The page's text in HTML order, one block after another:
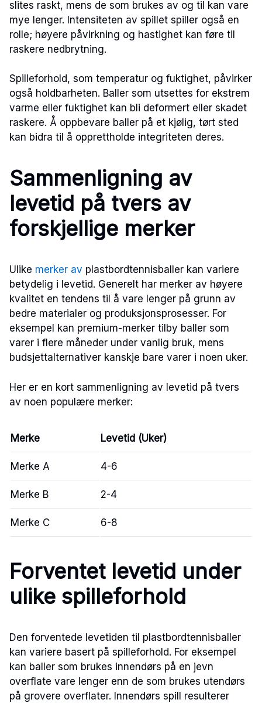
slites raskt, mens de som brukes av og til kan vare
mye lenger. Intensiteten av spillet spiller også en
rolle; høyere påvirkning og hastighet kan føre til
raskere nedbrytning.
Spilleforhold, som temperatur og fuktighet, påvirker
også holdbarheten. Baller som utsettes for ekstrem
varme eller fuktighet kan bli deformert eller skadet
raskere. Å oppbevare baller på et kjølig, tørt sted
kan bidra til å opprettholde integriteten deres.
Sammenligning av
levetid på tvers av
forskjellige merker
Ulike merker av plastbordtennisballer kan variere
betydelig i levetid. Generelt har merker av høyere
kvalitet en tendens til å vare lenger på grunn av
bedre materialer og produksjonsprosesser. For
eksempel kan premium-merker tilby baller som
varer i flere måneder under vanlig bruk, mens
budsjettalternativer kanskje bare varer i noen uker.
Her er en kort sammenligning av levetid på tvers
av noen populære merker:
Merke Levetid (Uker)
Merke A 4-6
Merke B 2-4
Merke C 6-8
Forventet levetid under
ulike spilleforhold
Den forventede levetiden til plastbordtennisballer
kan variere basert på spilleforhold. For eksempel
kan baller som brukes innendørs på en jevn
overflate vare lenger enn de som brukes utendørs
på grovere overflater. Innendørs spill resulterer